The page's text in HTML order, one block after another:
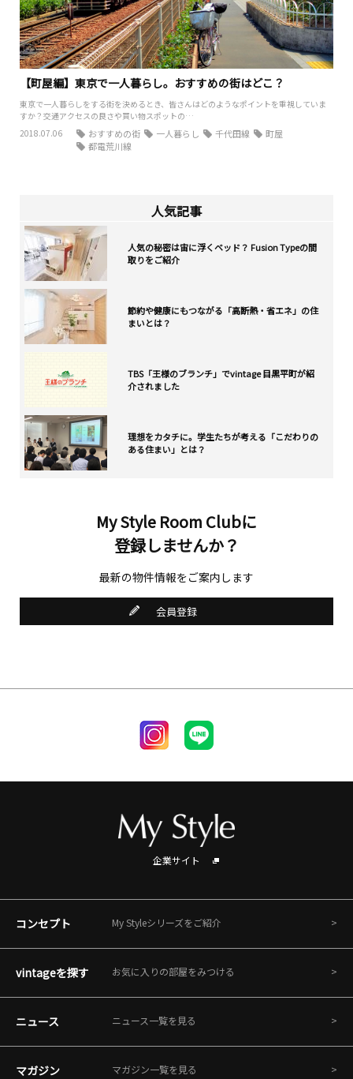
人気記事
人気の秘密は宙に浮くベッド？ Fusion Typeの間
取りをご紹介
節約や健康にもつながる「高断熱・省エネ」の住
まいとは？
TBS「王様のブランチ」でvintage 目黒平町が紹
介されました
理想をカタチに。学生たちが考える「こだわりの
ある住まい」とは？
My Style Room Clubに
登録しませんか？
最新の物件情報をご案内します
会員登録
【町屋編】東京で一人暮らし。おすすめの街はどこ？
東京で一人暮らしをする街を決めるとき、皆さんはどのようなポイントを重視していま
すか？交通アクセスの良さや買い物スポットの…
2018.07.06
おすすめの街 一人暮らし 千代田線
町屋
都電荒川線
企業サイト
コンセプト My Styleシリーズをご紹介
vintageを探す お気に入りの部屋をみつける
ニュース ニュース一覧を見る
マガジン マガジン一覧を見る